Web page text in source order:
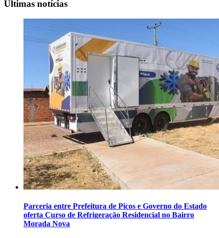
Últimas notícias
Parceria entre Prefeitura de Picos e Governo do Estado
oferta Curso de Refrigeração Residencial no Bairro
Morada Nova